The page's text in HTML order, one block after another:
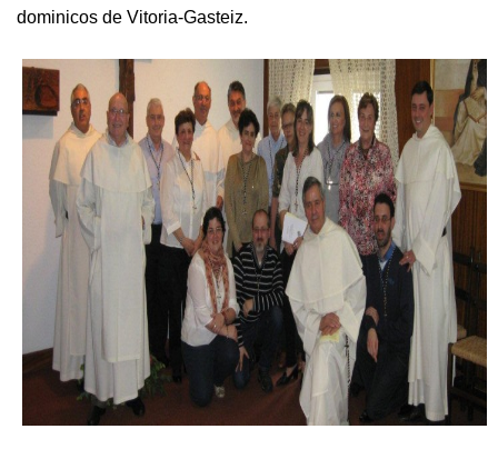
dominicos de Vitoria-Gasteiz.